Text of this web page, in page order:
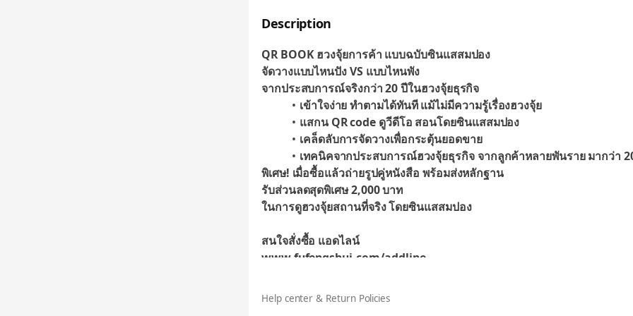
Description
QR BOOK ฮวงจุ้ยการค้า แบบฉบับซินแสสมปอง
จัดวางแบบไหนปัง VS แบบไหนพัง
จากประสบการณ์จริงกว่า 20 ปีในฮวงจุ้ยธุรกิจ
เข้าใจง่าย ทำตามได้ทันที แม้ไม่มีความรู้เรื่องฮวงจุ้ย
แสกน QR code ดูวีดีโอ สอนโดยซินแสสมปอง
เคล็ดลับการจัดวางเพื่อกระตุ้นยอดขาย
เทคนิคจากประสบการณ์ฮวงจุ้ยธุรกิจ จากลูกค้าหลายพันราย มากว่า
พิเศษ! เมื่อซื้อแล้วถ่ายรูปคู่หนังสือ พร้อมส่งหลักฐาน
รับส่วนลดสุดพิเศษ 2,000 บาท
ในการดูฮวงจุ้ยสถานที่จริง โดยซินแสสมปอง
สนใจสั่งซื้อ แอดไลน์
www.fufengshui.com/addline
#ซินแสมปอง #ฮวงจุ้ยธุรกิจ #ฮวงจุ้ยการค้า #ฮวงจุ้ยบ้านเดี่ยว
#Consultant #ฮวงจุ้ยลงทุน
Help center & Return Policies